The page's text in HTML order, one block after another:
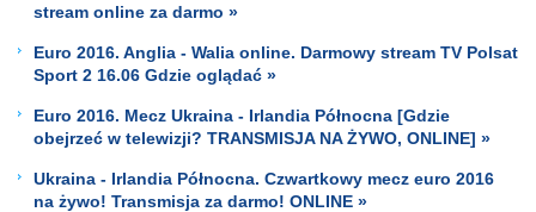
stream online za darmo »
Euro 2016. Anglia - Walia online. Darmowy stream TV Polsat
Sport 2 16.06 Gdzie oglądać »
Euro 2016. Mecz Ukraina - Irlandia Północna [Gdzie
obejrzeć w telewizji? TRANSMISJA NA ŻYWO, ONLINE] »
Ukraina - Irlandia Północna. Czwartkowy mecz euro 2016
na żywo! Transmisja za darmo! ONLINE »